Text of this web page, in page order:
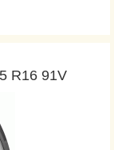
R16 91V